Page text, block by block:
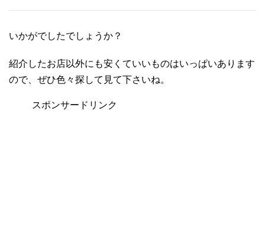
いかがでしたでしょうか？
紹介したお店以外にも安くていいものはいっぱいあります
ので、ぜひ色々探して見て下さいね。
スポンサードリンク